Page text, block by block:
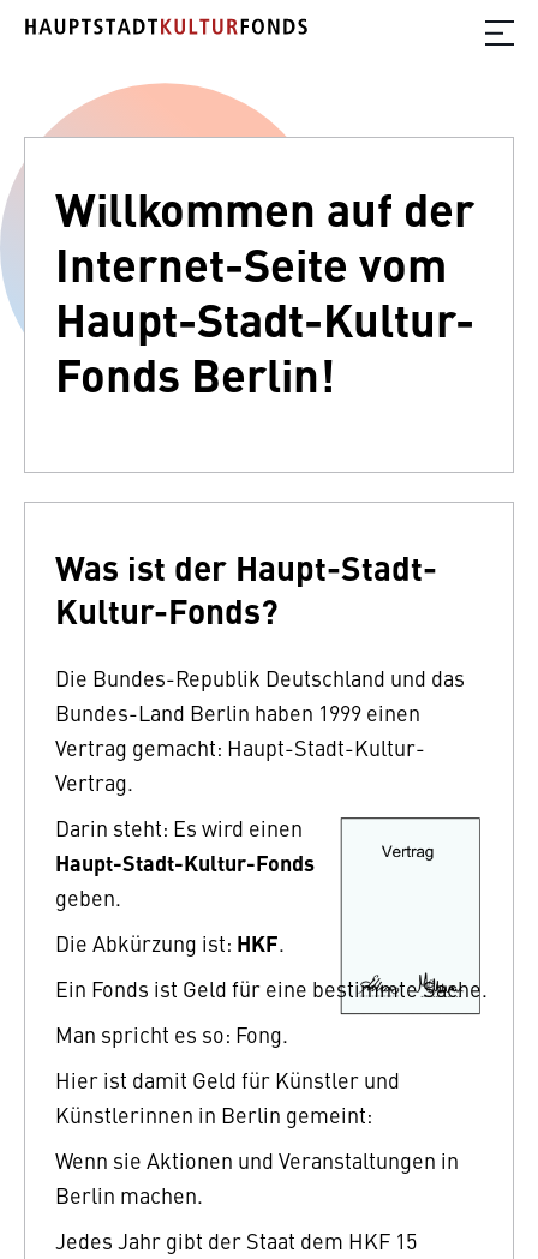
Willkommen auf der
Internet-Seite vom
Haupt-Stadt-Kultur-
Fonds Berlin!
Was ist der Haupt-Stadt-
Kultur-Fonds?
Die Bundes-Republik Deutschland und das
Bundes-Land Berlin haben 1999 einen
Vertrag gemacht: Haupt-Stadt-Kultur-
Vertrag.
Darin steht: Es wird einen
Haupt-Stadt-Kultur-Fonds
geben.
Die Abkürzung ist: HKF.
Ein Fonds ist Geld für eine bestimmte Sache.
Man spricht es so: Fong.
Hier ist damit Geld für Künstler und
Künstlerinnen in Berlin gemeint:
Wenn sie Aktionen und Veranstaltungen in
Berlin machen.
Jedes Jahr gibt der Staat dem HKF 15